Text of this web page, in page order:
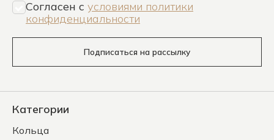
Согласен c условиями политики
конфиденциальности
Подписаться на рассылку
Категории
Кольца